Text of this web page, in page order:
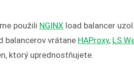
použili NGINX load balancer
balancerov vrátane HAProxy, LS
ktorý uprednostňujete.